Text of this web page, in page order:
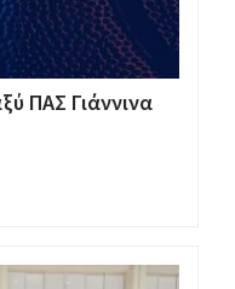
ΠΑΣ Γιάννινα